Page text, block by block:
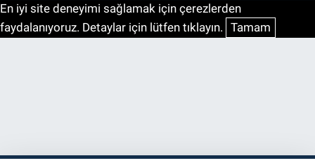
En iyi site deneyimi sağlamak için çerezlerden
faydalanıyoruz. Detaylar için lütfen tıklayın. Tamam